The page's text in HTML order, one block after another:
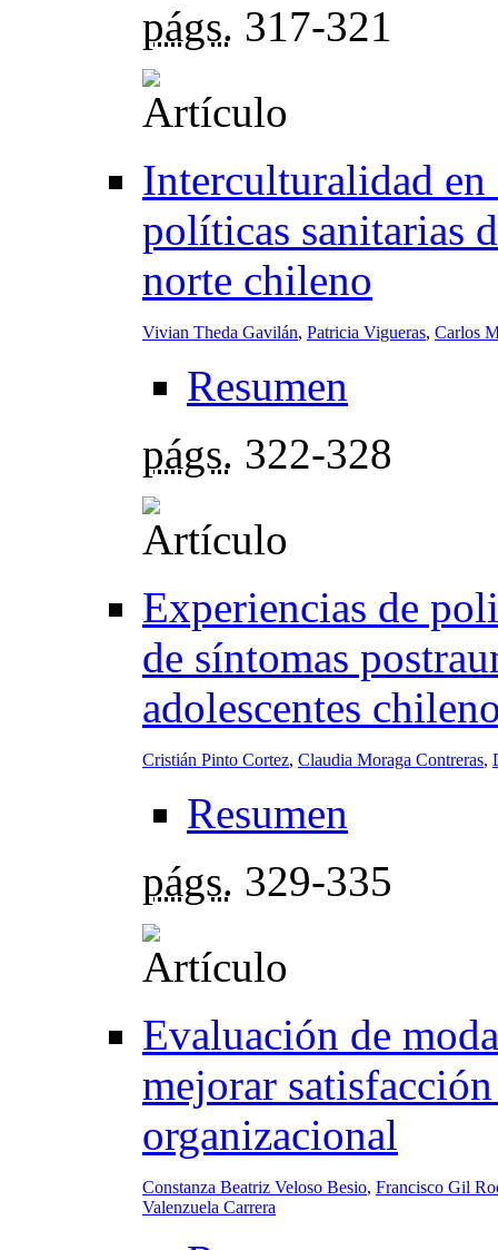
págs. 317-321
Interculturalidad
políticas sanitarias
norte chileno
Vivian Theda Gavilán, Patricia Vigueras, Carlos
Resumen
págs. 322-328
Experiencias de
de síntomas
adolescentes
Cristián Pinto Cortez, Claudia Moraga Contreras,
Resumen
págs. 329-335
Evaluación de
mejorar
organizacional
Constanza Beatriz Veloso Besio, Francisco Gil
Valenzuela Carrera